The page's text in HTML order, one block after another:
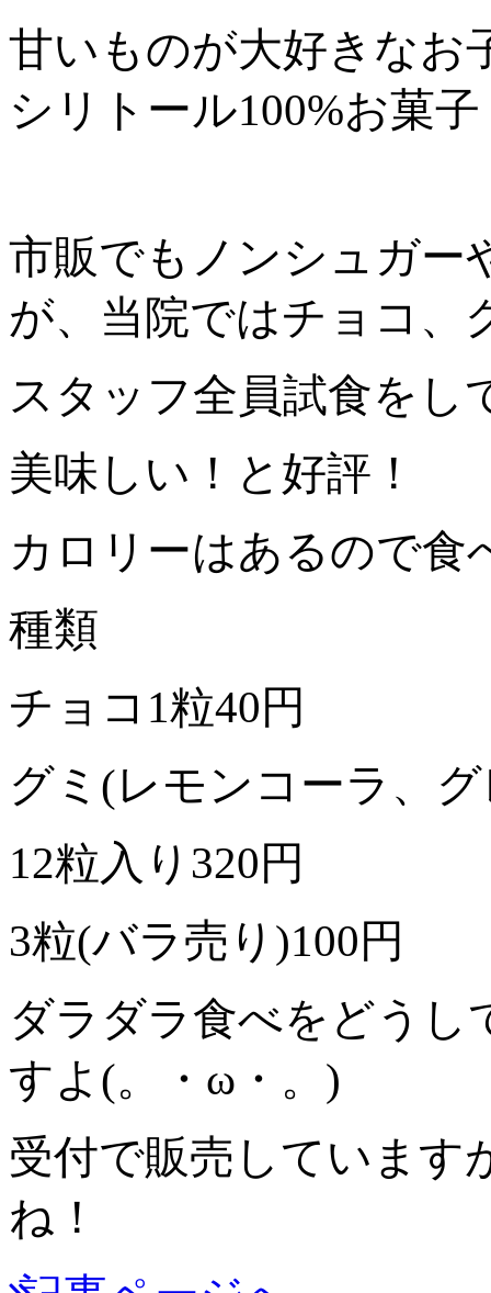
甘いものが大好きなお
シリトール100%お菓子
市販でもノンシュガー
が、当院ではチョコ、
スタッフ全員試食を
美味しい！と好評！
カロリーはあるので食
種類
チョコ1粒40円
グミ(レモンコーラ、
12粒入り320円
3粒(バラ売り)100円
ダラダラ食べをどうし
すよ(。・ω・。)ゞ
受付で販売しています
ね！